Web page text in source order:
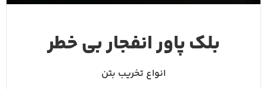
بلک پاور انفجار بی خطر
انواع تخریب بتن